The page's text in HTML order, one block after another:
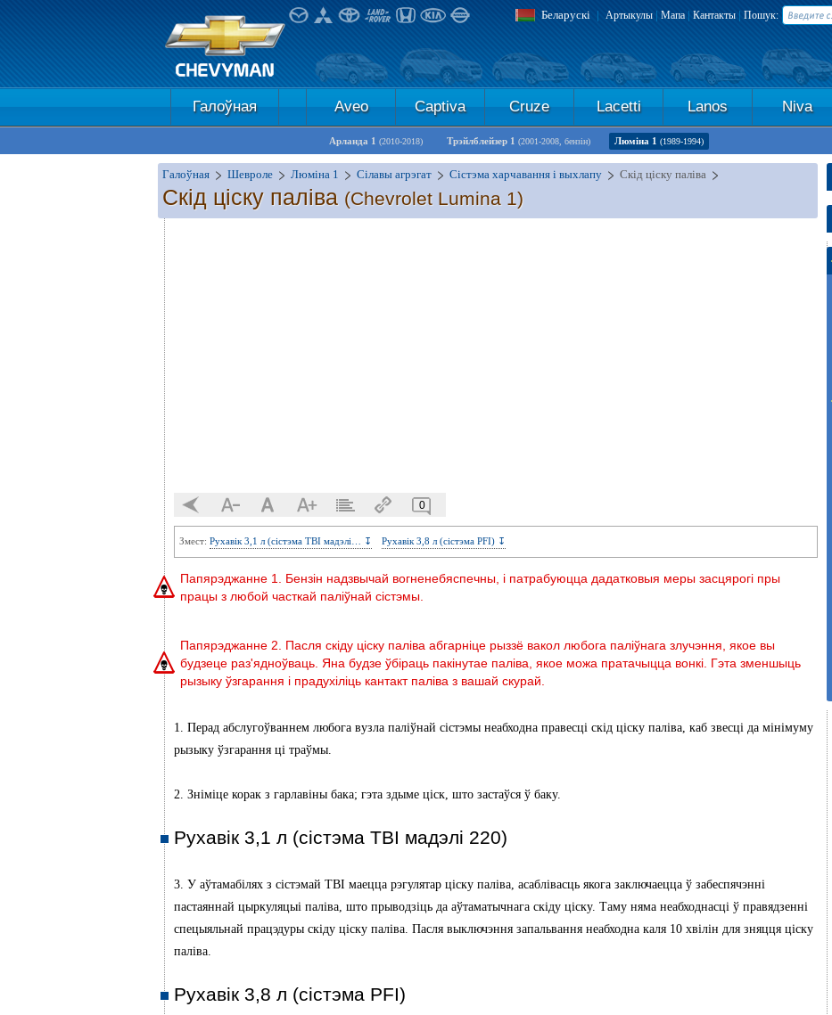
Беларускі | Артыкулы | Мапа | Кантакты | Пошук:
Галоўная Aveo Captiva Cruze Lacetti Lanos Niva
Арланда 1 (2010-2018) Трэйлблейзер 1 (2001-2008, бензін) Люміна 1 (1989-1994)
Галоўная Шевроле Люміна 1 Сілавы агрэгат Сістэма харчавання і выхлапу Скід ціску паліва
Скід ціску паліва (Chevrolet Lumina 1)
0
Змест: Рухавік 3,1 л (сістэма TBI мадэлі… ↧ Рухавік 3,8 л (сістэма PFI) ↧
Папярэджанне 1. Бензін надзвычай вогненебяспечны, і патрабуюцца дадатковыя меры засцярогі пры
працы з любой часткай паліўнай сістэмы.
Папярэджанне 2. Пасля скіду ціску паліва абгарніце рыззё вакол любога паліўнага злучэння, якое вы
будзеце раз'ядноўваць. Яна будзе ўбіраць пакінутае паліва, якое можа пратачыцца вонкі. Гэта зменшыць
рызыку ўзгарання і прадухіліць кантакт паліва з вашай скурай.
1. Перад абслугоўваннем любога вузла паліўнай сістэмы неабходна правесці скід ціску паліва, каб звесці да мінімуму
рызыку ўзгарання ці траўмы.
2. Зніміце корак з гарлавіны бака; гэта здыме ціск, што застаўся ў баку.
Рухавік 3,1 л (сістэма TBI мадэлі 220)
3. У аўтамабілях з сістэмай TBI маецца рэгулятар ціску паліва, асаблівасць якога заключаецца ў забеспячэнні
пастаяннай цыркуляцыі паліва, што прыводзіць да аўтаматычнага скіду ціску. Таму няма неабходнасці ў правядзенні
спецыяльнай працэдуры скіду ціску паліва. Пасля выключэння запальвання неабходна каля 10 хвілін для зняцця ціску
паліва.
Рухавік 3,8 л (сістэма PFI)